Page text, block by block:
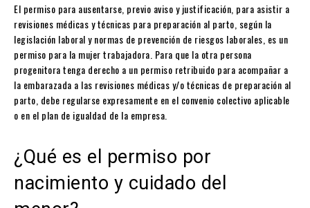
El permiso para ausentarse, previo aviso y justificación, para asistir a
revisiones médicas y técnicas para preparación al parto, según la
legislación laboral y normas de prevención de riesgos laborales, es un
permiso para la mujer trabajadora. Para que la otra persona
progenitora tenga derecho a un permiso retribuido para acompañar a
la embarazada a las revisiones médicas y/o técnicas de preparación al
parto, debe regularse expresamente en el convenio colectivo aplicable
o en el plan de igualdad de la empresa.
¿Qué es el permiso por
nacimiento y cuidado del